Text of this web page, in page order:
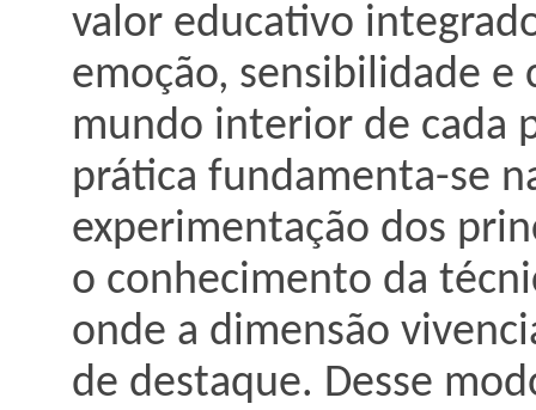
valor educativo
emoção, sensibilidade e
mundo interior de cada
prática fundamenta-se
experimentação dos
o conhecimento da
onde a dimensão
de destaque. Desse